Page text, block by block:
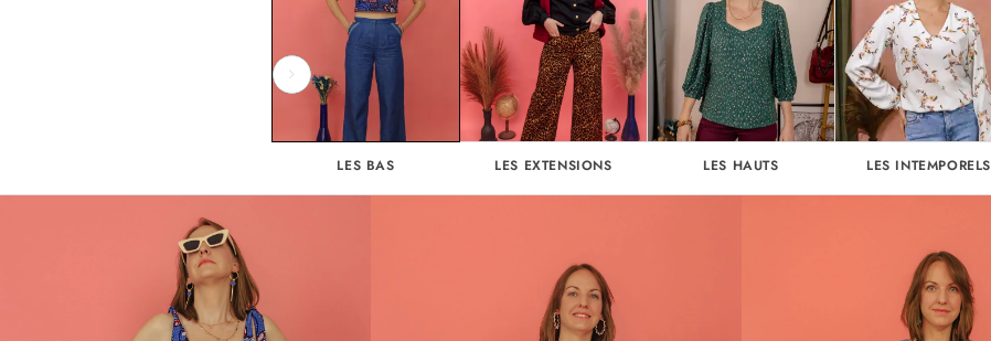
LES BAS LES EXTENSIONS LES HAUTS LES INTEMPORELS